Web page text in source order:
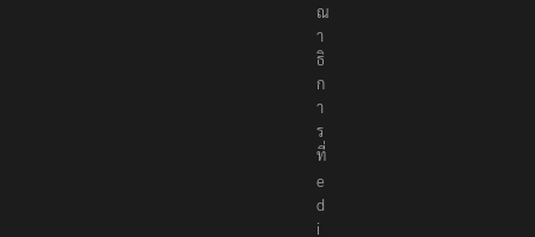
ณ
า
ธิ
ก
า
ร
ที่
e
d
i